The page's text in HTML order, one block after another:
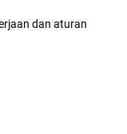
dan aturan